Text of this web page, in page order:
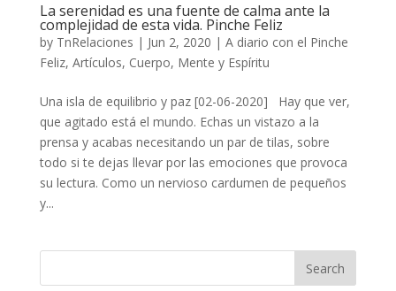
La serenidad es una fuente de calma ante la
complejidad de esta vida. Pinche Feliz
by TnRelaciones | Jun 2, 2020 | A diario con el Pinche
Feliz, Artículos, Cuerpo, Mente y Espíritu
Una isla de equilibrio y paz [02-06-2020] Hay que ver,
que agitado está el mundo. Echas un vistazo a la
prensa y acabas necesitando un par de tilas, sobre
todo si te dejas llevar por las emociones que provoca
su lectura. Como un nervioso cardumen de pequeños
y...